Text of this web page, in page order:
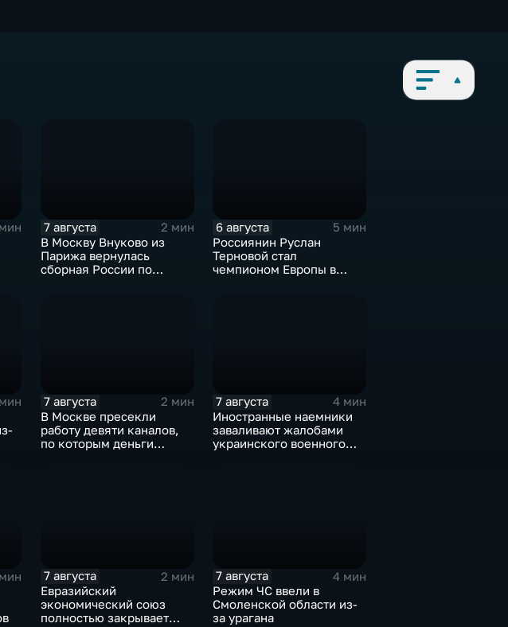
7 августа
2 мин
В Москву Внуково из
Парижа вернулась
сборная России по
6 августа
5 мин
Россиянин Руслан
Терновой стал
чемпионом Европы в
7 августа
2 мин
В Москве пресекли
работу девяти каналов,
по которым деньги
7 августа
4 мин
Иностранные наемники
заваливают жалобами
украинского военного
7 августа
2 мин
Евразийский
экономический союз
полностью закрывает
7 августа
4 мин
Режим ЧС ввели в
Смоленской области из-
за урагана